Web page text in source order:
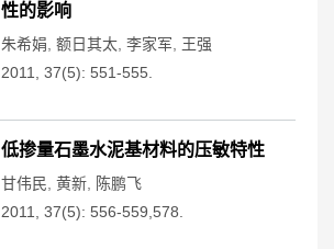
性的影响
朱希娟 额日其太 李家军
王强
2011, 37(5): 551-555.
低掺量石墨水泥基材料的压敏特性
甘伟民 黄新
陈鹏飞
2011, 37(5): 556-559,578.